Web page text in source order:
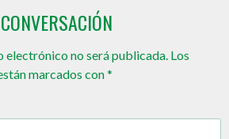
electrónico no será publicada. Los
marcados con*